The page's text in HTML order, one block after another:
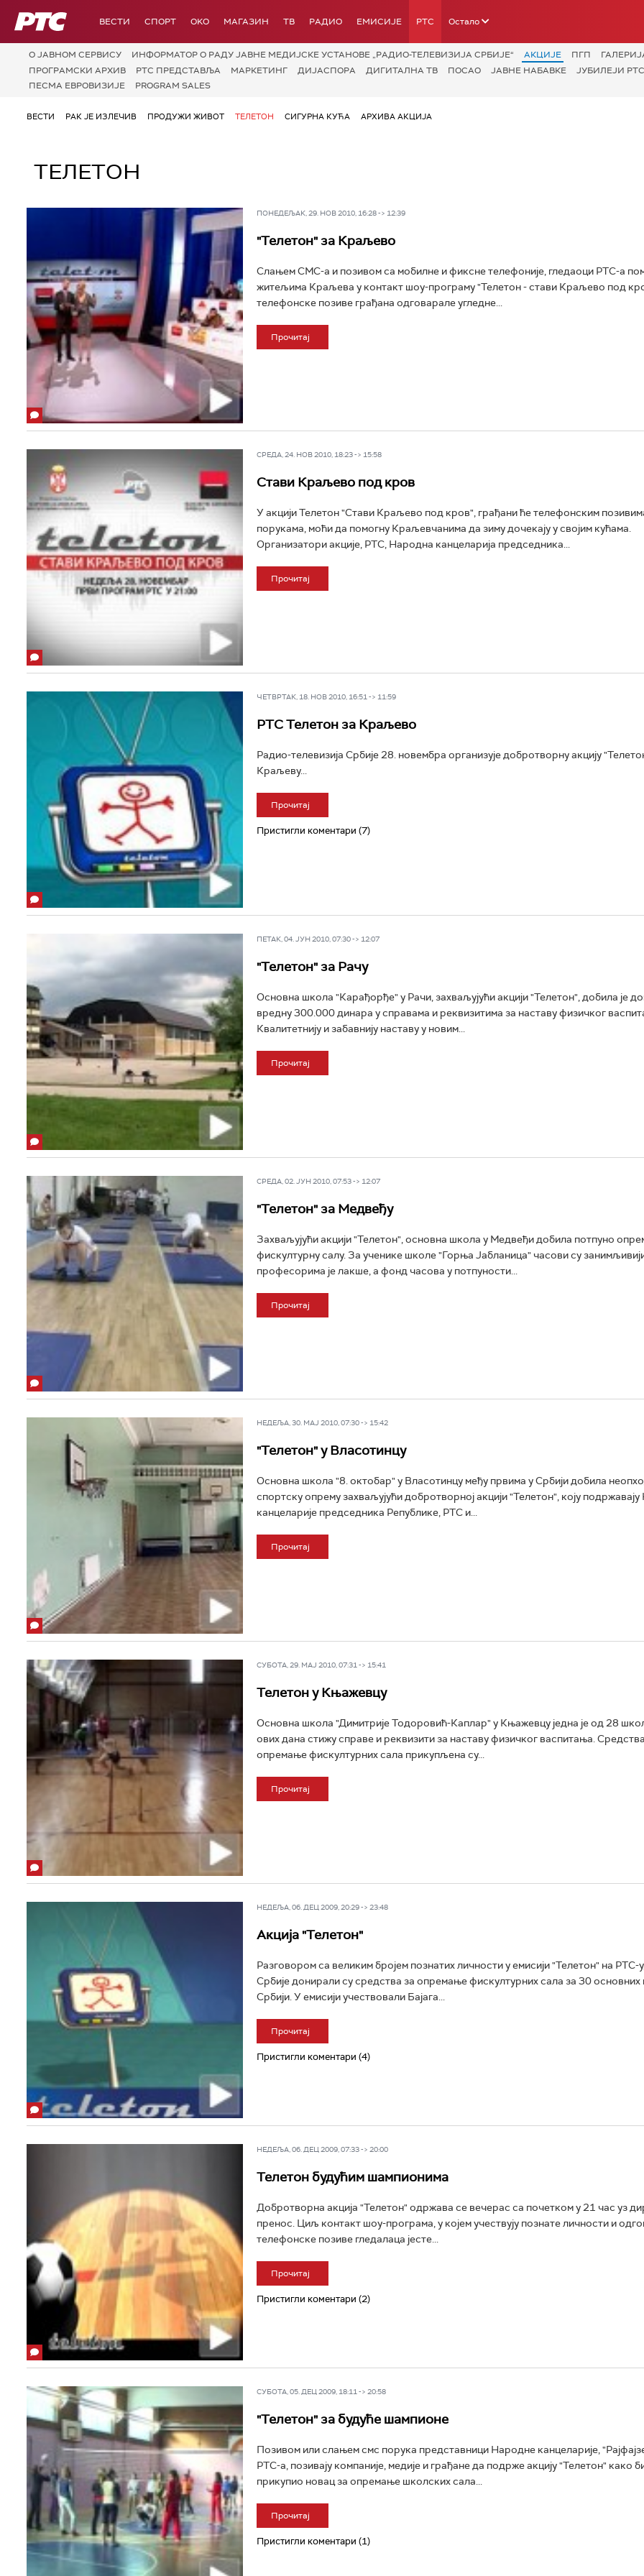
РТС ВЕСТИ СПОРТ OKO МАГАЗИН ТВ РАДИО ЕМИСИЈЕ РТС Остало
О JАВНОМ СЕРВИСУ ИНФОРМАТОР О РАДУ ЈАВНЕ МЕДИЈСКЕ УСТАНОВЕ „РАДИО-ТЕЛЕВИЗИЈА СРБИЈЕ“ АКЦИЈЕ ПГП
ПРОГРАМСКИ АРХИВ
РТС ПРЕДСТАВЉА МАРКЕТИНГ ДИЈАСПОРА ДИГИТАЛНА ТВ ПОСАО ЈАВНЕ НАБАВКЕ ЈУБИЛЕЈИ
ПЕСМА ЕВРОВИЗИЈЕ
PROGRAM SALES
ВЕСТИ РАК ЈЕ ИЗЛЕЧИВ ПРОДУЖИ ЖИВОТ ТЕЛЕТОН СИГУРНА КУЋА АРХИВА АКЦИЈА
ТЕЛЕТОН
ПОНЕДЕЉАК, 29. НОВ 2010, 16:28 -> 12:39
"Телетон" за Краљево
Слањем СМС-а и позивом са мобилне и фиксне телефоније, гледаоци РТС-а
житељима Краљева у контакт шоу-програму "Телетон - стави Краљево под
телефонске позиве грађана одговарале угледне...
Прочитај
СРЕДА, 24. НОВ 2010, 18:23 -> 15:58
Стави Краљево под кров
У акцији Телетон "Стави Краљево под кров", грађани ће телефонским
порукама, моћи да помогну Краљевчанима да зиму дочекају у својим кућама.
Организатори акције, РТС, Народна канцеларија председника...
Прочитај
ЧЕТВРТАК, 18. НОВ 2010, 16:51 -> 11:59
РТС Телетон за Краљево
Радио-телевизија Србије 28. новембра организује добротворну акцију
Краљеву...
Прочитај
Пристигли коментари (7)
ПЕТАК, 04. ЈУН 2010, 07:30 -> 12:07
"Телетон" за Рачу
Основна школа "Карађорђе" у Рачи, захваљујући акцији "Телетон", добила је
вредну 300.000 динара у справама и реквизитима за наставу физичког
Квалитетнију и забавнију наставу у новим...
Прочитај
СРЕДА, 02. ЈУН 2010, 07:53 -> 12:07
"Телетон" за Медвеђу
Захваљујући акцији "Телетон", основна школа у Медвеђи добила потпуно
фискултурну салу. За ученике школе "Горња Јабланица" часови су
професорима је лакше, а фонд часова у потпуности...
Прочитај
НЕДЕЉА, 30. МАЈ 2010, 07:30 -> 15:42
"Телетон" у Власотинцу
Основна школа "8. октобар" у Власотинцу међу првима у Србији добила
спортску опрему захваљујући добротворној акцији "Телетон", коју
канцеларије председника Републике, РТС и...
Прочитај
СУБОТА, 29. МАЈ 2010, 07:31 -> 15:41
Телетон у Књажевцу
Основна школа "Димитрије Тодоровић-Каплар" у Књажевцу једна је од 28
ових дана стижу справе и реквизити за наставу физичког васпитања.
опремање фискултурних сала прикупљена су...
Прочитај
НЕДЕЉА, 06. ДЕЦ 2009, 20:29 -> 23:48
Акција "Телетон"
Разговором са великим бројем познатих личности у емисији "Телетон" на РТС-
Србије донирали су средства за опремање фискултурних сала за 30 основних
Србији. У емисији учествовали Бајага...
Прочитај
Пристигли коментари (4)
НЕДЕЉА, 06. ДЕЦ 2009, 07:33 -> 20:00
Телетон будућим шампионима
Добротворна акција "Телетон" одржава се вечерас са почетком у 21 час уз
пренос. Циљ контакт шоу-програма, у којем учествују познате личности и
телефонске позиве гледалаца јесте...
Прочитај
Пристигли коментари (2)
СУБОТА, 05. ДЕЦ 2009, 18:11 -> 20:58
"Телетон" за будуће шампионе
Позивом или слањем смс порука представници Народне канцеларије,
РТС-а, позивају компаније, медије и грађане да подрже акцију "Телетон" како
прикупио новац за опремање школских сала...
Прочитај
Пристигли коментари (1)